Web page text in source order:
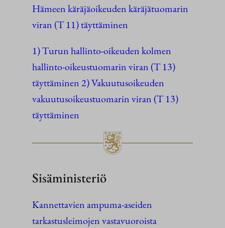
Hämeen käräjäoikeuden käräjätuomarin
viran (T 11) täyttäminen
1) Turun hallinto-oikeuden kolmen
hallinto-oikeustuomarin viran (T 13)
täyttäminen 2) Vakuutusoikeuden
vakuutusoikeustuomarin viran (T 13)
täyttäminen
Sisäministeriö
Kannettavien ampuma-aseiden
tarkastusleimojen vastavuoroista